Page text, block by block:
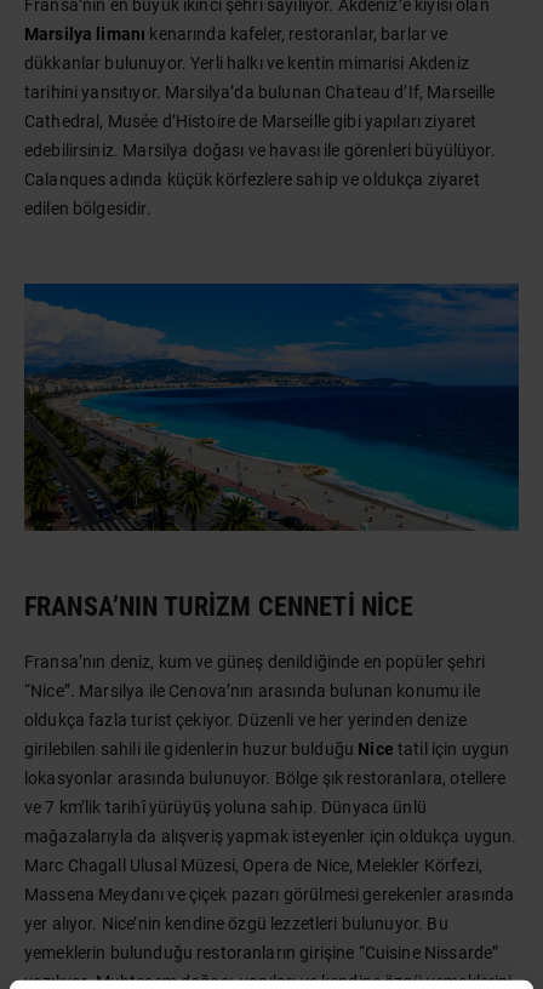
Fransa’nın en büyük ikinci şehri sayılıyor. Akdeniz’e kıyısı olan
Marsilya limanı kenarında kafeler, restoranlar, barlar ve
dükkanlar bulunuyor. Yerli halkı ve kentin mimarisi Akdeniz
tarihini yansıtıyor. Marsilya’da bulunan Chateau d’If, Marseille
Cathedral, Musée d’Histoire de Marseille gibi yapıları ziyaret
edebilirsiniz. Marsilya doğası ve havası ile görenleri büyülüyor.
Calanques adında küçük körfezlere sahip ve oldukça ziyaret
edilen bölgesidir.
FRANSA’NIN TURIZM CENNETI NICE
Fransa’nın deniz, kum ve güneş denildiğinde en popüler şehri
“Nice”. Marsilya ile Cenova’nın arasında bulunan konumu ile
oldukça fazla turist çekiyor. Düzenli ve her yerinden denize
girilebilen sahili ile gidenlerin huzur bulduğu Nice tatil için uygun
lokasyonlar arasında bulunuyor. Bölge şık restoranlara, otellere
ve 7 km’lik tarihî yürüyüş yoluna sahip. Dünyaca ünlü
mağazalarıyla da alışveriş yapmak isteyenler için oldukça uygun.
Marc Chagall Ulusal Müzesi, Opera de Nice, Melekler Körfezi,
Massena Meydanı ve çiçek pazarı görülmesi gerekenler arasında
yer alıyor. Nice’nin kendine özgü lezzetleri bulunuyor. Bu
yemeklerin bulunduğu restoranların girişine “Cuisine Nissarde”
yazılıyor. Muhteşem doğası, yapıları ve kendine özgü yemeklerini